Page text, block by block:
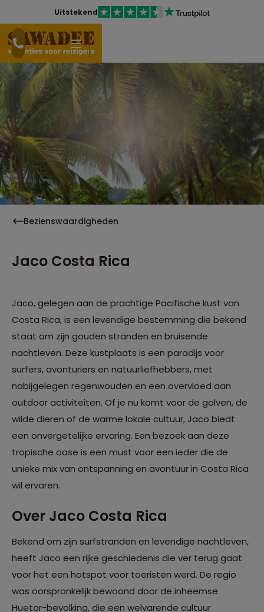
Uitstekend
Bezienswaardigheden
Jaco Costa Rica
Jaco, gelegen aan de prachtige Pacifische kust van
Costa Rica, is een levendige bestemming die bekend
staat om zijn gouden stranden en bruisende
nachtleven. Deze kustplaats is een paradijs voor
surfers, avonturiers en natuurliefhebbers, met
nabijgelegen regenwouden en een overvloed aan
outdoor activiteiten. Of je nu komt voor de golven, de
wilde dieren of de warme lokale cultuur, Jaco biedt
een onvergetelijke ervaring. Een bezoek aan deze
tropische oase is een must voor een ieder die de
unieke mix van ontspanning en avontuur in Costa Rica
wil ervaren.
Over Jaco Costa Rica
Bekend om zijn surfstranden en levendige nachtleven,
heeft Jaco een rijke geschiedenis die ver terug gaat
voor het een hotspot voor toeristen werd. De regio
was oorspronkelijk bewoond door de inheemse
Huetar-bevolking, die een welvarende cultuur